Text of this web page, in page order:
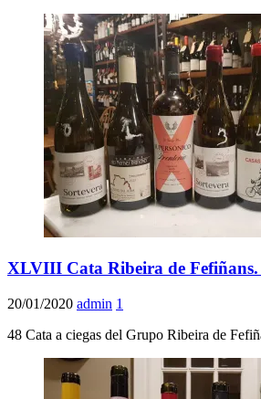
XLVIII Cata Ribeira de
20/01/2020 admin 1
48 Cata a ciegas del Grupo Ribeira de